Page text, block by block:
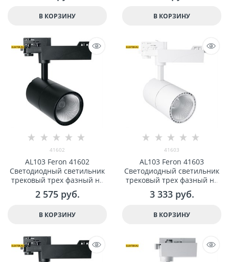
В КОРЗИНУ В КОРЗИНУ
41602
AL103 Feron 41602
Светодиодный светильник
трековый трех фазный на
шинопровод 30W 4000K, 35
градусов, черный
2 575 руб.
В КОРЗИНУ
41603
AL103 Feron 41603
Светодиодный светильник
трековый трех фазный на
шинопровод 40W 4000K, 35
градусов, белый
3 333 руб.
В КОРЗИНУ